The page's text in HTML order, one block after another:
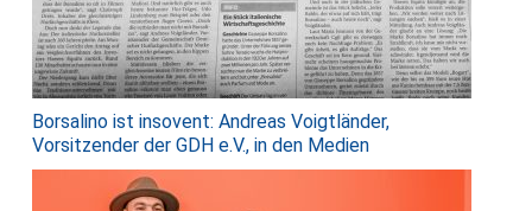
Borsalino ist insovent: Andreas Voigtländer,
Vorsitzender der GDH e.V., in den Medien